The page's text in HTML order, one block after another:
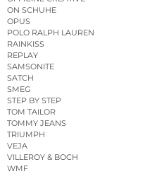
ON SCHUHE
OPUS
POLO RALPH LAUREN
RAINKISS
REPLAY
SAMSONITE
SATCH
SMEG
STEP BY STEP
TOM TAILOR
TOMMY JEANS
TRIUMPH
VEJA
VILLEROY & BOCH
WMF